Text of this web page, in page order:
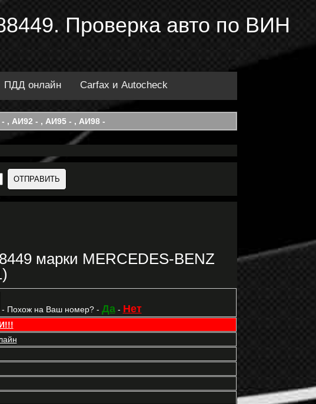
Проверка авто по ВИН
ПДД онлайн Carfax и Autocheck
, АИ92 - , АИ95 - , АИ98 -
марки MERCEDES-BENZ
Похож на Ваш номер? - Да- Нет